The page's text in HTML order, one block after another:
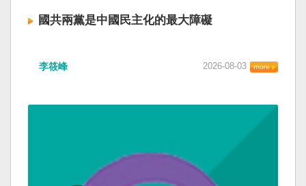
國共兩黨是中國民主化的最大障礙
李筱峰 2026-08-03